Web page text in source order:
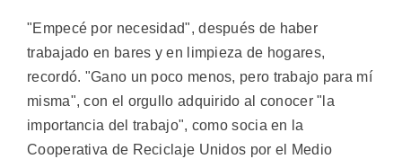
"Empecé por necesidad", después de haber
trabajado en bares y en limpieza de hogares,
recordó. "Gano un poco menos, pero trabajo para mí
misma", con el orgullo adquirido al conocer "la
importancia del trabajo", como socia en la
Cooperativa de Reciclaje Unidos por el Medio